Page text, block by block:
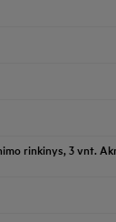
rinkinys, 3 vnt.